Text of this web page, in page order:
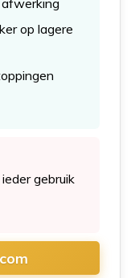
op lagere
gebruik